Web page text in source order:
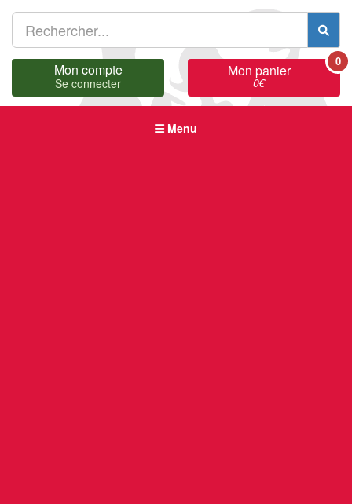
Mon compte
Se connecter
Mon panier
0€
0
Menu